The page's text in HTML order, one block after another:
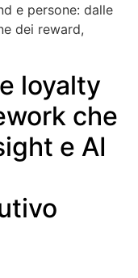
e persone: dalle
dei reward,
loyalty
che
e AI